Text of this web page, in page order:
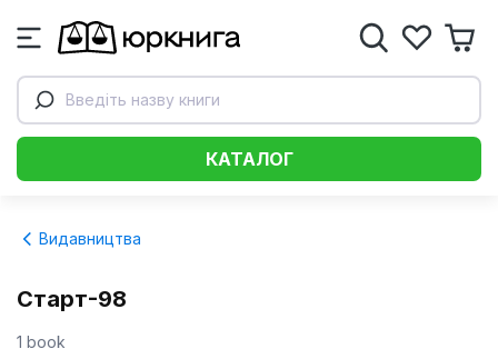
Введіть назву книги
КАТАЛОГ
Видавництва
Старт-98
1 book